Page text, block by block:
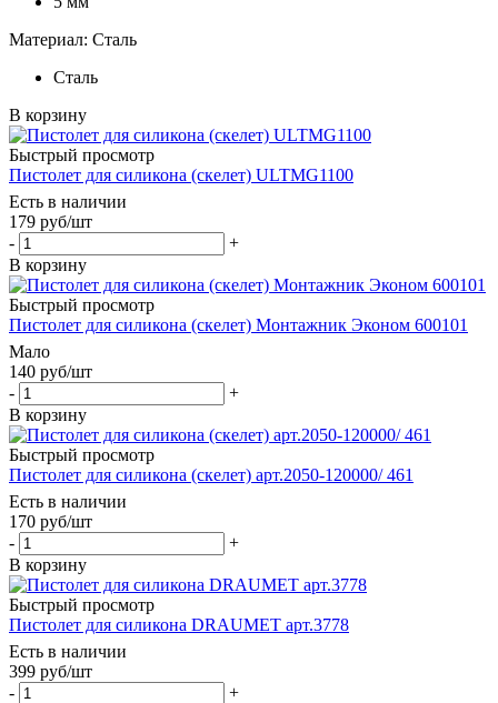
Материал: Сталь
Сталь
В корзину
Быстрый просмотр
Пистолет для силикона (скелет) ULTMG1100
Есть в наличии
179 руб/шт
-
+
В корзину
Быстрый просмотр
Пистолет для силикона (скелет) Монтажник Эконом 600101
Мало
140 руб/шт
-
+
В корзину
Быстрый просмотр
Пистолет для силикона (скелет) арт.2050-120000/ 461
Есть в наличии
170 руб/шт
-
+
В корзину
Быстрый просмотр
Пистолет для силикона DRAUMET арт.3778
Есть в наличии
399 руб/шт
-
+